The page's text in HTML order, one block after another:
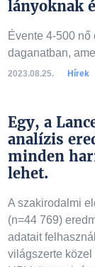
lányoknak
Évente 4-500
daganatban,
2023.08.25. Hírek
Egy, a
analízis
minden
lehet.
A szakirodalmi
(n=44 769)
adatait
világszerte közel